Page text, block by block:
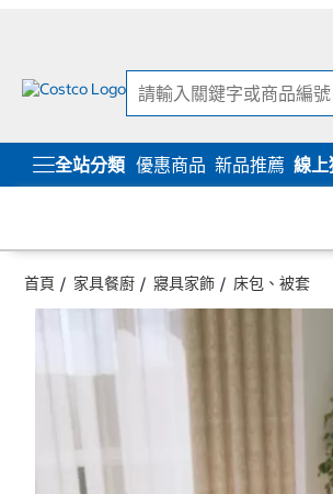
全站分類 優惠商品 新品推薦 線上
首頁 家具餐廚 寢具家飾 床包、被套